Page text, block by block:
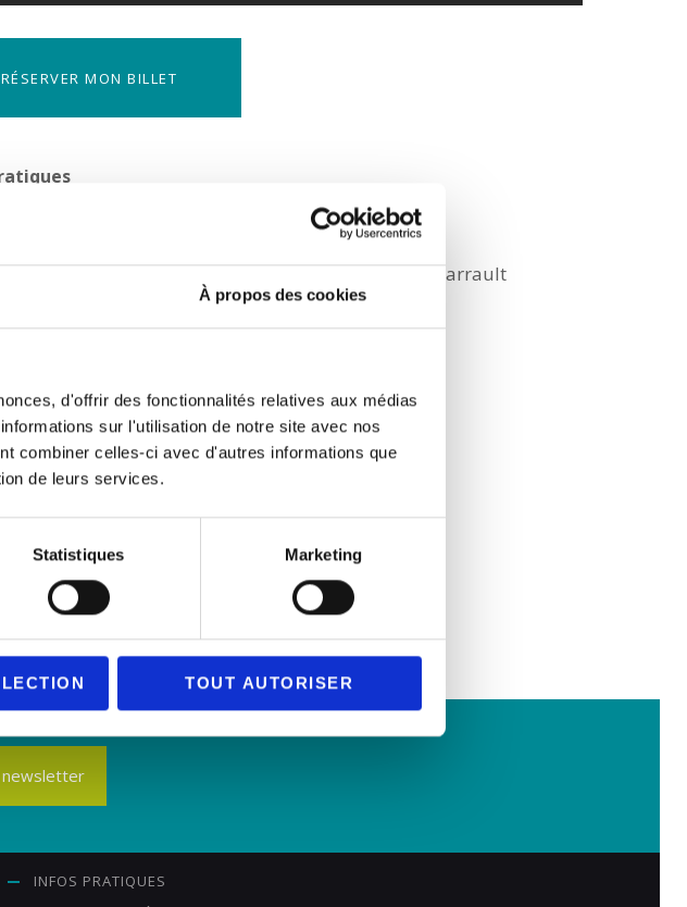
À propos des cookies
d'offrir des fonctionnalités relatives aux médias
sur l'utilisation de notre site avec nos
combiner celles-ci avec d'autres informations que
de leurs services.
Statistiques Marketing
TOUT AUTORISER
RÉSERVER MON BILLET
à 23€ –Placement numéroté– Salle Jean-Louis Barrault
Sinicorni
scène :Mikaël Chirinian
INFOS PRATIQUES